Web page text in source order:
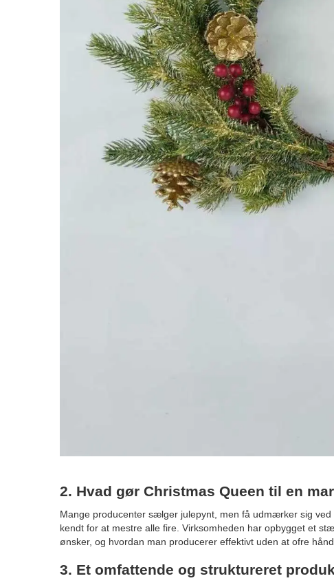
2. Hvad gør Christmas Queen til en
Mange producenter sælger julepynt, men få udmærker sig
kendt for at mestre alle fire. Virksomheden har opbygget et
ønsker, og hvordan man producerer effektivt uden at ofre
3. Et omfattende og struktureret